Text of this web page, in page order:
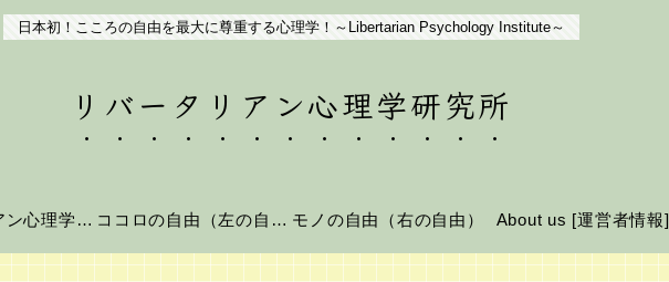
日本初！こころの自由を最大に尊重する心理学！～Libertarian Psychology Institute～
リバータリアン心理学研究所
リバータリアン心理学とは？ ココロの自由（左の自由） モノの自由（右の自由） About us [運営者情報]